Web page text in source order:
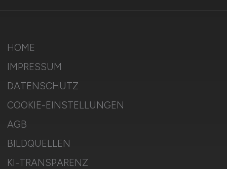
HOME
IMPRESSUM
DATENSCHUTZ
COOKIE-EINSTELLUNGEN
AGB
BILDQUELLEN
KI-TRANSPARENZ